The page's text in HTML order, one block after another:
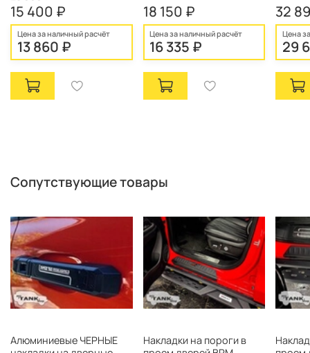
15 400 ₽
Цена за наличный расчёт
13 860 ₽
18 150 ₽
Цена за наличный расчёт
16 335 ₽
32
Цена
29
Сопутствующие товары
Алюминиевые ЧЕРНЫЕ
Накладки на пороги в